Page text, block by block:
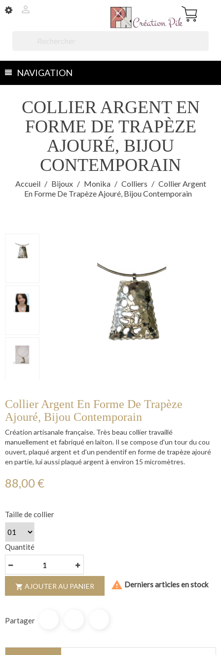


NAVIGATION
COLLIER ARGENT EN
FORME DE TRAPÈZE
AJOURÉ, BIJOU
CONTEMPORAIN
Accueil Bijoux Monika Colliers
Collier Argent
En Forme De Trapèze Ajouré, Bijou Contemporain
Collier Argent En Forme De Trapèze
Ajouré, Bijou Contemporain
Création artisanale française. Très beau collier travaillé
manuellement et fabriqué en laiton. Il se compose d'un tour du cou
ouvert, plaqué argent et d'un pendentif en forme de trapèze ajouré
en partie, lui aussi plaqué argent à environ 15 micromètres.
88,00 €
Taille de collier
Quantité
 AJOUTER AU PANIER  Derniers articles en stock
Partager